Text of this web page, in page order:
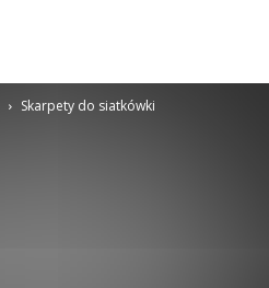
Skarpety do siatkówki